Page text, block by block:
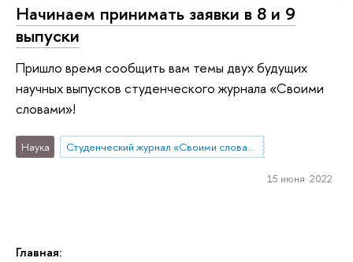
Главная:
Начинаем принимать заявки в 8 и 9
выпуски
Пришло время сообщить вам темы двух будущих
научных выпусков студенческого журнала «Своими
словами»!
Наука Студенческий журнал «Своими словами»
15 июня 2022